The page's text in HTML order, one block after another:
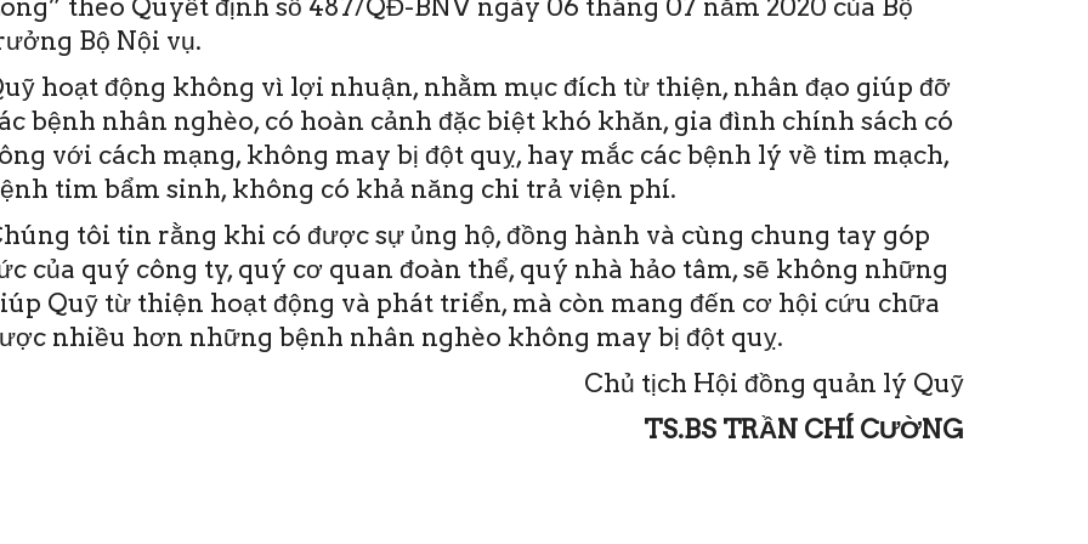
theo Quyết định số 487/QĐ-BNV ngày 06 tháng 07 năm 2020 của Bộ
Bộ Nội vụ.
hoạt động không vì lợi nhuận, nhằm mục đích từ thiện, nhân đạo giúp đỡ
bệnh nhân nghèo, có hoàn cảnh đặc biệt khó khăn, gia đình chính sách có
với cách mạng, không may bị đột quỵ, hay mắc các bệnh lý về tim mạch,
tim bẩm sinh, không có khả năng chi trả viện phí.
tôi tin rằng khi có được sự ủng hộ, đồng hành và cùng chung tay góp
của quý công ty, quý cơ quan đoàn thể, quý nhà hảo tâm, sẽ không những
Quỹ từ thiện hoạt động và phát triển, mà còn mang đến cơ hội cứu chữa
nhiều hơn những bệnh nhân nghèo không may bị đột quỵ.
Chủ tịch Hội đồng quản lý Quỹ
TS.BS TRẦN CHÍ CƯỜNG